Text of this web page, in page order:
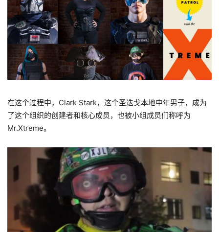
在这个过程中，Clark Stark，这个圣迭戈本地中年男子，成为
了这个组织的创建者和核心成员，也被小组成员们称呼为
Mr.Xtreme。